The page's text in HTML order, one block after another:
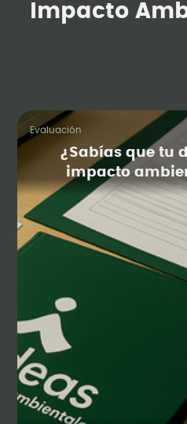
Impacto
Evaluación
¿Sabías que tu
impacto